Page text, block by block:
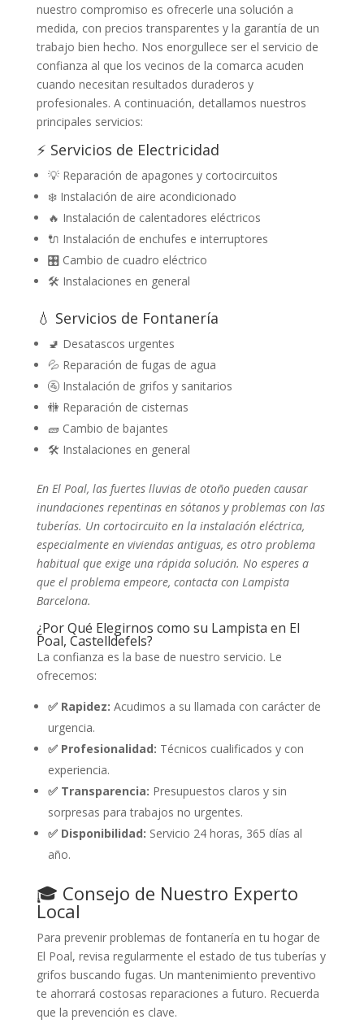
nuestro compromiso es ofrecerle una solución a
medida, con precios transparentes y la garantía de un
trabajo bien hecho. Nos enorgullece ser el servicio de
confianza al que los vecinos de la comarca acuden
cuando necesitan resultados duraderos y
profesionales. A continuación, detallamos nuestros
principales servicios:
⚡ Servicios de Electricidad
💡 Reparación de apagones y cortocircuitos
❄️ Instalación de aire acondicionado
🔥 Instalación de calentadores eléctricos
🔌 Instalación de enchufes e interruptores
🎛️ Cambio de cuadro eléctrico
🛠️ Instalaciones en general
💧 Servicios de Fontanería
🚽 Desatascos urgentes
💦 Reparación de fugas de agua
🚰 Instalación de grifos y sanitarios
🚻 Reparación de cisternas
🧱 Cambio de bajantes
🛠️ Instalaciones en general
En El Poal, las fuertes lluvias de otoño pueden causar
inundaciones repentinas en sótanos y problemas con las
tuberías. Un cortocircuito en la instalación eléctrica,
especialmente en viviendas antiguas, es otro problema
habitual que exige una rápida solución. No esperes a
que el problema empeore, contacta con Lampista
Barcelona.
¿Por Qué Elegirnos como su Lampista en El
Poal, Castelldefels?
La confianza es la base de nuestro servicio. Le
ofrecemos:
✅ Rapidez: Acudimos a su llamada con carácter de
urgencia.
✅ Profesionalidad: Técnicos cualificados y con
experiencia.
✅ Transparencia: Presupuestos claros y sin
sorpresas para trabajos no urgentes.
✅ Disponibilidad: Servicio 24 horas, 365 días al
año.
🎓 Consejo de Nuestro Experto
Local
Para prevenir problemas de fontanería en tu hogar de
El Poal, revisa regularmente el estado de tus tuberías y
grifos buscando fugas. Un mantenimiento preventivo
te ahorrará costosas reparaciones a futuro. Recuerda
que la prevención es clave.